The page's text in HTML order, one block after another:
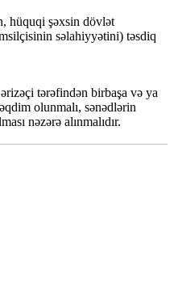
hüquqi şəxsin dövlət
səlahiyyətini) təsdiq
tərəfindən birbaşa və ya
olunmalı, sənədlərin
nəzərə alınmalıdır.